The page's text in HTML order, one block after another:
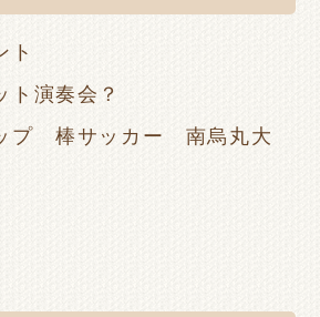
ト
ト演奏会？
プ 棒サッカー 南烏丸大